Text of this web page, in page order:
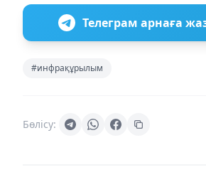
Телеграм арнаға
#инфрақұрылым
Бөлісу: